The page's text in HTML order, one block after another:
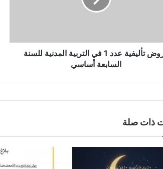
فروض تأليفية عدد 1 في التربية المدنية للسنة
السابعة أساسي
ذات صلة